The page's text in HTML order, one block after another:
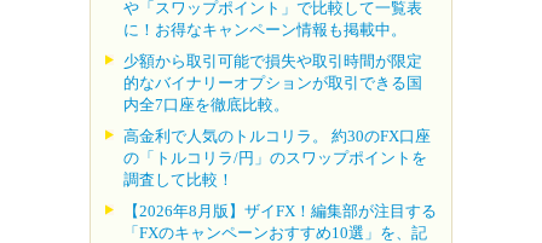
や「スワップポイント」で比較して一覧表
に！お得なキャンペーン情報も掲載中。
少額から取引可能で損失や取引時間が限定
的なバイナリーオプションが取引できる国
内全7口座を徹底比較。
高金利で人気のトルコリラ。 約30のFX口座
の「トルコリラ/円」のスワップポイントを
調査して比較！
【2026年8月版】ザイFX！編集部が注目する
「FXのキャンペーンおすすめ10選」を、記